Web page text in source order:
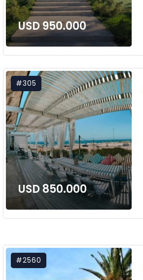
USD 950.000
#305
USD 850.000
#2560